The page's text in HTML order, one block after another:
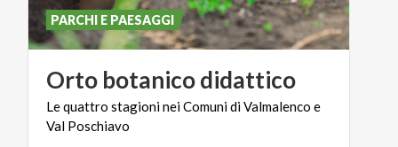
Orto botanicodidattico
Lequattro stagionineiComunidiValmalenco e
Val Poschiavo
PARCHI E PAESAGGI